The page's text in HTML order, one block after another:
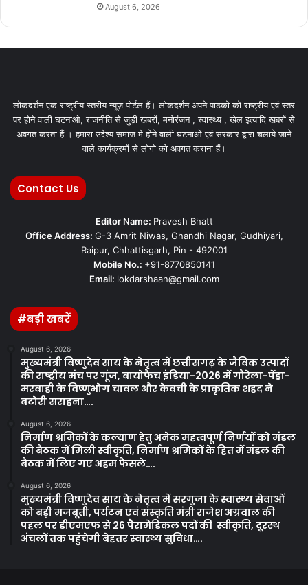
August 6, 2026
लोकदर्शन एक राष्ट्रीय स्तरीय न्यूज़ पोर्टल हैं। लोकदर्शन अपने पाठको को राष्ट्रीय एवं स्तर
पर होने वाली घटनाओ, राजनीति से जुड़ी खबरों, मनोरंजन , स्वास्थ्य , खेल इत्यादि खबरों से
अवगत करता हैं । हमारा उद्देश्य समाज मे होने वाली घटनाओ एवं सरकार द्वारा चलाये जाने
वाले कार्यक्रमों से लोगो को अवगत कराना हैं।
Contact Us
Editor Name: Pravesh Bhatt
Office Address: G-3 Amrit Niwas, Ghandhi Nagar, Gudhiyari,
Raipur, Chhattisgarh, Pin - 492001
Mobile No.: +91-8770850141
Email: lokdarshaan@gmail.com
#बड़ी खबरें
August 6, 2026
मुख्यमंत्री विष्णुदेव साय के नेतृत्व में छत्तीसगढ़ के जैविक उत्पादों
की राष्ट्रीय मंच पर गूंज, बायोफैच इंडिया-2026 में गौरेला-पेंड्रा-
मरवाही के विष्णुभोग चावल और केवची के प्राकृतिक शहद ने
बटोरी सराहना….
August 6, 2026
निर्माण श्रमिकों के कल्याण हेतु अनेक महत्वपूर्ण निर्णयों को मंडल
की बैठक में मिली स्वीकृति, निर्माण श्रमिकों के हित में मंडल की
बैठक में लिए गए अहम फैसले….
August 6, 2026
मुख्यमंत्री विष्णुदेव साय के नेतृत्व में सरगुजा के स्वास्थ्य सेवाओं
को बड़ी मजबूती, पर्यटन एवं संस्कृति मंत्री राजेश अग्रवाल की
पहल पर डीएमएफ से 26 पैरामेडिकल पदों की स्वीकृति, दूरस्थ
अंचलों तक पहुंचेगी बेहतर स्वास्थ्य सुविधा….